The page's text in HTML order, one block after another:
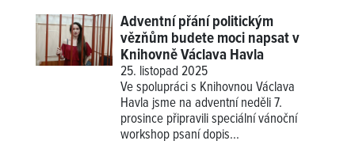
Adventní přání politickým
vězňům budete moci napsat v
Knihovně Václava Havla
25. listopad 2025
Ve spolupráci s Knihovnou Václava
Havla jsme na adventní neděli 7.
prosince připravili speciální vánoční
workshop psaní dopis...